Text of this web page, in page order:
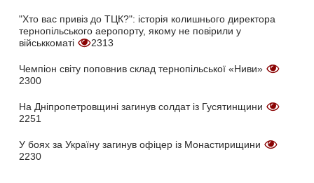
"Хто вас привіз до ТЦК?": історія колишнього директора
тернопільського аеропорту, якому не повірили у
військкоматі
2313
Чемпіон світу поповнив склад тернопільської «Ниви»
2300
На Дніпропетровщині загинув солдат із Гусятинщини
2251
У боях за Україну загинув офіцер із Монастирищини
2230